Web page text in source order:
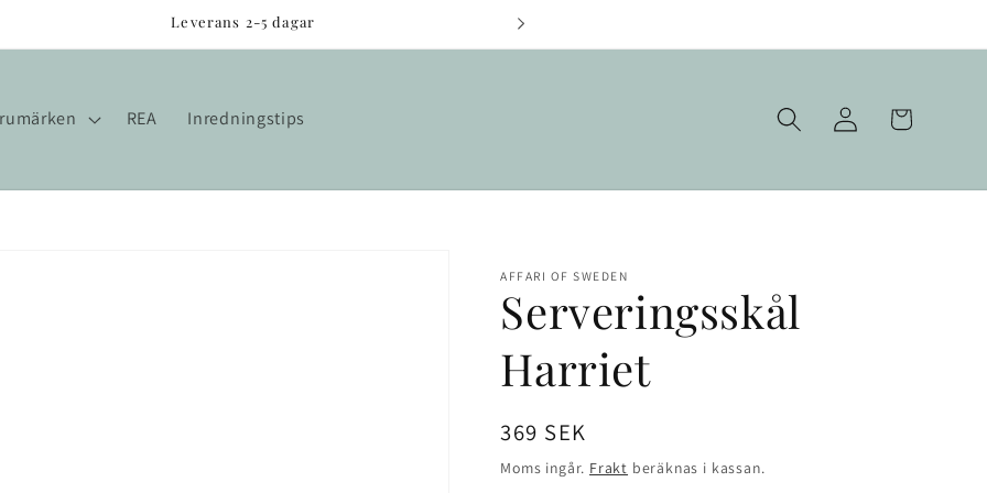
Leverans 2-5 dagar
REA Inredningstips
Logga
in
Varukorg
AFFARI OF SWEDEN
Serveringsskål
Harriet
Ordinarie
pris
369 SEK
Moms ingår. Frakt beräknas i kassan.